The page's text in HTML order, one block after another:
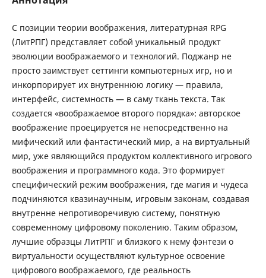
С позиции теории воображения, литературная RPG
(ЛитРПГ) представляет собой уникальный продукт
эволюции воображаемого и технологий. Поджанр не
просто заимствует сеттинги компьютерных игр, но и
инкорпорирует их внутреннюю логику — правила,
интерфейс, системность — в саму ткань текста. Так
создается «воображаемое второго порядка»: авторское
воображение проецируется не непосредственно на
мифический или фантастический мир, а на виртуальный
мир, уже являющийся продуктом коллективного игрового
воображения и программного кода. Это формирует
специфический режим воображения, где магия и чудеса
подчиняются квазинаучным, игровым законам, создавая
внутренне непротиворечивую систему, понятную
современному цифровому поколению. Таким образом,
лучшие образцы ЛитРПГ и близкого к нему фэнтези о
виртуальности осуществляют культурное освоение
цифрового воображаемого, где реальность